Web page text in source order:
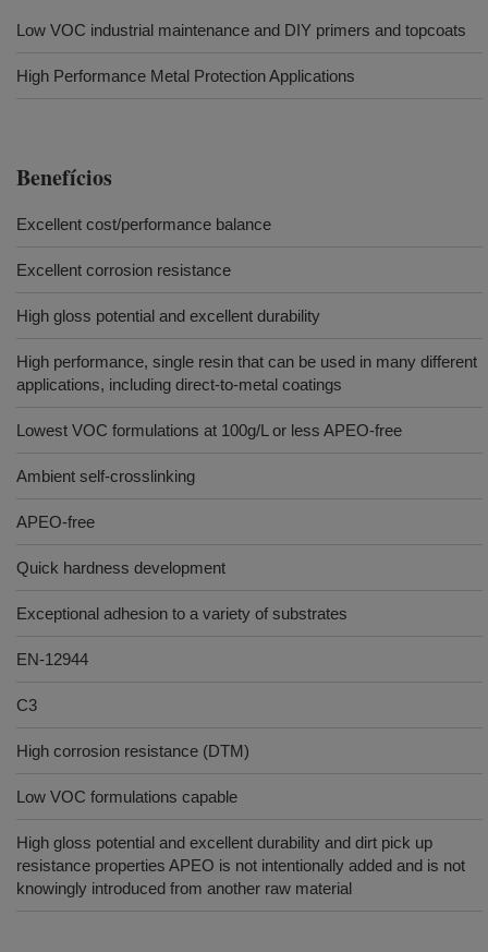
Low VOC industrial maintenance and DIY primers and topcoats
High Performance Metal Protection Applications
Benefícios
Excellent cost/performance balance
Excellent corrosion resistance
High gloss potential and excellent durability
High performance, single resin that can be used in many different
applications, including direct-to-metal coatings
Lowest VOC formulations at 100g/L or less APEO-free
Ambient self-crosslinking
APEO-free
Quick hardness development
Exceptional adhesion to a variety of substrates
EN-12944
C3
High corrosion resistance (DTM)
Low VOC formulations capable
High gloss potential and excellent durability and dirt pick up
resistance properties APEO is not intentionally added and is not
knowingly introduced from another raw material